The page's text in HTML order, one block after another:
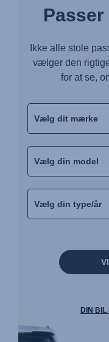
Ikke alle stole
vælger den
for at se,
DIN BIL